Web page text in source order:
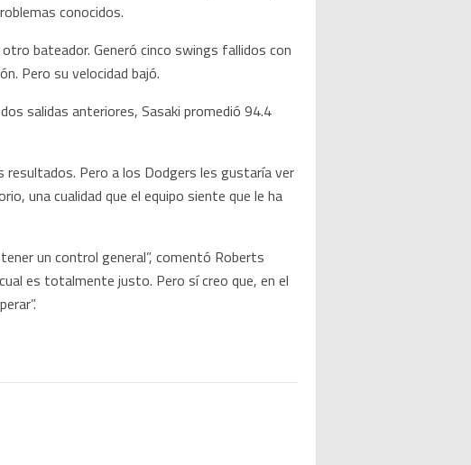
conocidos.
bateador. Generó cinco swings fallidos con
Pero su velocidad bajó.
salidas anteriores, Sasaki promedió 94.4
resultados. Pero a los Dodgers les gustaría ver
una cualidad que el equipo siente que le ha
un control general”, comentó Roberts
es totalmente justo. Pero sí creo que, en el